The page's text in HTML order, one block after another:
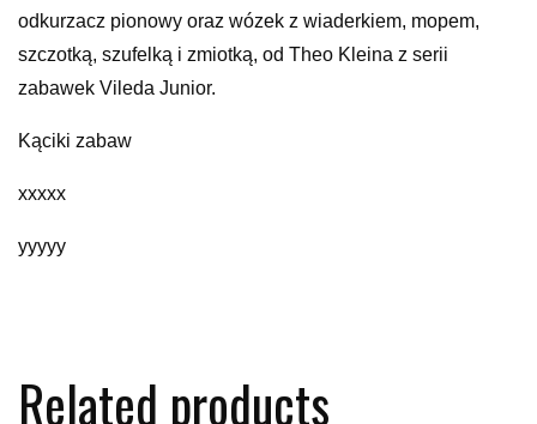
odkurzacz pionowy oraz wózek z wiaderkiem, mopem,
szczotką, szufelką i zmiotką, od Theo Kleina z serii
zabawek Vileda Junior.
Kąciki zabaw
xxxxx
yyyyy
Related products